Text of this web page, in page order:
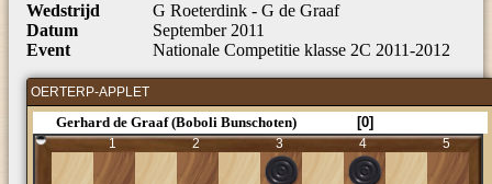
Wedstrijd
G Roeterdink - G de Graaf
Datum
September 2011
Event
Nationale Competitie klasse 2C 2011-2012
OERTERP-APPLET
Gerhard de Graaf (Boboli Bunschoten) [0]
1 2 3 4 5